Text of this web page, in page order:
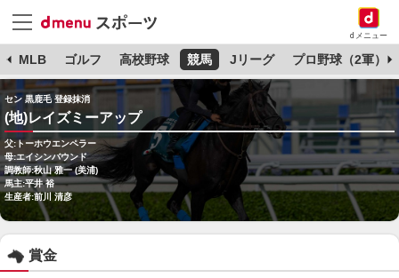
dメニュー
MLB ゴルフ 高校野球 競馬 Jリーグ プロ野球（2軍）
セン 黒鹿毛 登録抹消
(地)レイズミーアップ
父:トーホウエンペラー
母:エイシンバウンド
調教師:秋山 雅一 (美浦)
馬主:平井 裕
生産者:前川 清彦
賞金